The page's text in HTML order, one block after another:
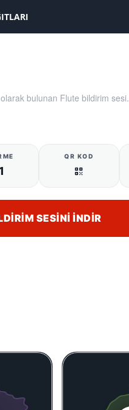
bulunan Flute bildirim sesi.
QR KOD
SESINI İNDIR